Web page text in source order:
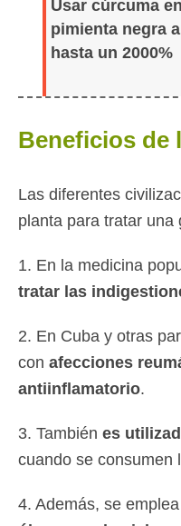
Usar cúrcuma
pimienta negra
hasta un 2000%
Beneficios de
Las diferentes
planta para tratar una
1. En la medicina
tratar las
2. En Cuba y otras
con afecciones
antiinflamatorio.
3. También es
cuando se consumen
4. Además, se